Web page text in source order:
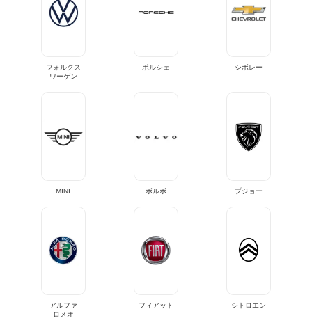
フォルクス
ワーゲン
ポルシェ シボレー
MINI ボルボ プジョー
アルファ
ロメオ
フィアット シトロエン